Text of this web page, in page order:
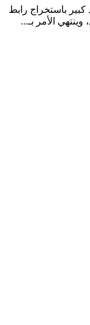
باستخراج رابط
الأمر بـ...